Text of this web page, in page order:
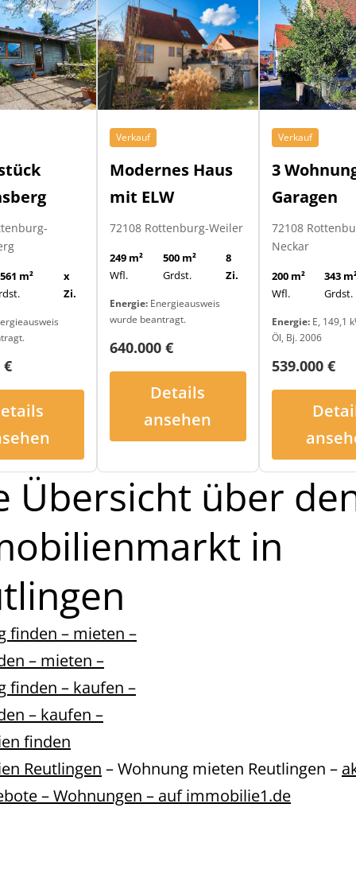
m²
x
Zi.
€
Verkauf
Modernes Haus
mit ELW
72108 Rottenburg-Weiler
249 m²
Wfl.
500 m²
Grdst.
8
Zi.
Energie: Energieausweis
wurde beantragt.
640.000 €
Details
ansehen
Verkauf
3
Garagen
72108
Neckar
200 m²
Wfl.
343
Grdst.
Energie:E, 149,1
Öl, Bj. 2006
539.000 €
Übersicht über
in
finden – mieten –
– mieten –
finden – kaufen –
– kaufen –
finden
Reutlingen – Wohnung mieten Reutlingen –
– Wohnungen – auf immobilie1.de